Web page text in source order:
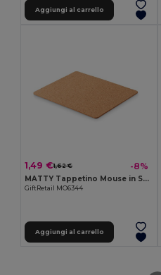
Aggiungi al carrello
1,49 €1,62 € -8%
MATTY Tappetino Mouse in Sughero Naturale per Ufficio
GiftRetail MO6344
Aggiungi al carrello